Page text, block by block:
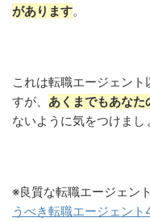
があります。
これは転職エージェン
すが、 あくまでもあなた
ないように気をつけまし
※良質な転職エージェント
うべき転職エージェント